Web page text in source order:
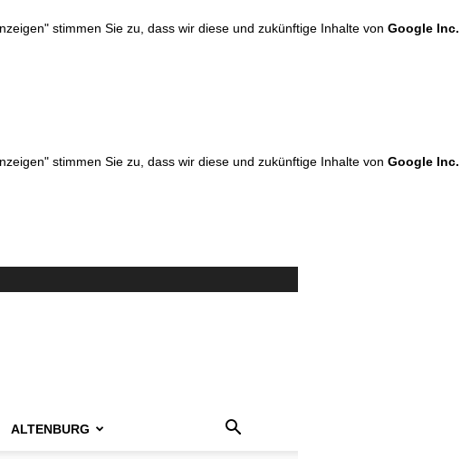
stimmen Sie zu, dass wir diese und zukünftige Inhalte von Google Inc.
stimmen Sie zu, dass wir diese und zukünftige Inhalte von Google Inc.
ALTENBURG